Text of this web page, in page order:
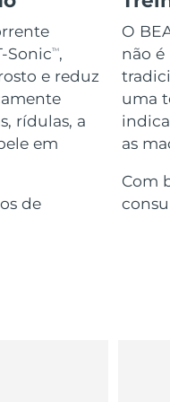
SonicTM,
e reduz
rídulas, a
em
de
O
não é
uma
as
Com
Gel
Entrega prevista 8/12/26
Entrega prevista 8/8/26
Entrega prevista 8/11/26
prevista 8/10/26